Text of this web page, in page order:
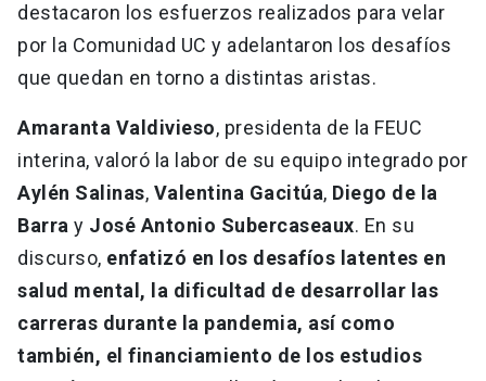
destacaron los esfuerzos realizados para velar
por la Comunidad UC y adelantaron los desafíos
que quedan en torno a distintas aristas.
Amaranta Valdivieso, presidenta de la FEUC
interina, valoró la labor de su equipo integrado por
Aylén Salinas, Valentina Gacitúa, Diego de la
Barra y José Antonio Subercaseaux. En su
discurso, enfatizó en los desafíos latentes en
salud mental, la dificultad de desarrollar las
carreras durante la pandemia, así como
también, el financiamiento de los estudios